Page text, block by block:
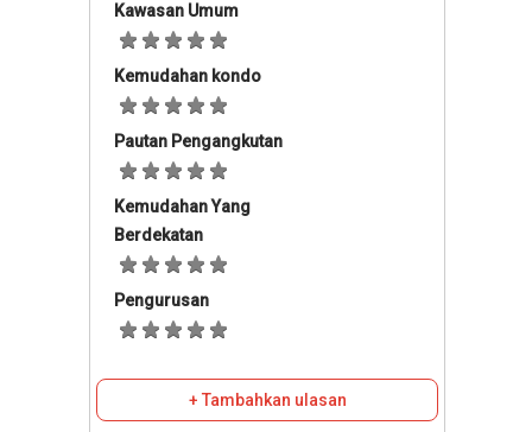
Kawasan Umum
Kemudahan kondo
Pautan Pengangkutan
Kemudahan Yang
Berdekatan
Pengurusan
+ Tambahkan ulasan